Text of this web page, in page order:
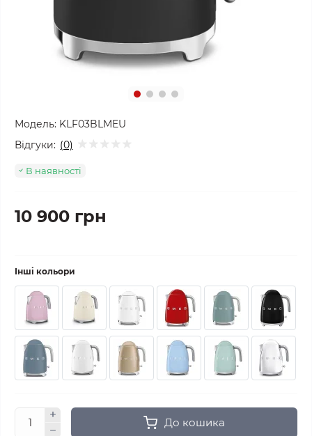
Модель: KLF03BLMEU
Відгуки: (0)
В наявності
10 900 грн
Інші кольори
До кошика